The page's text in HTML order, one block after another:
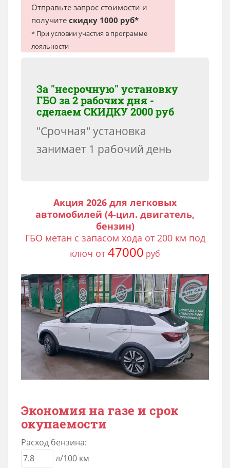
Отправьте запрос стоимости и
получите скидку 1000 руб*
* При условии участия в программе
лояльности
За "несрочную" установку
ГБО за 2 рабочих дня -
сделаемСКИДКУ 2000 руб
"Срочная" установка
занимает 1 рабочий день
Акция 2026 для легковых
автомобилей (4-цил. двигатель,
бензин)
ГБО метан с запасом хода от 200 км под
ключ от 47000 руб
Экономия на газе и срок
окупаемости
Расход бензина:
л/100 км